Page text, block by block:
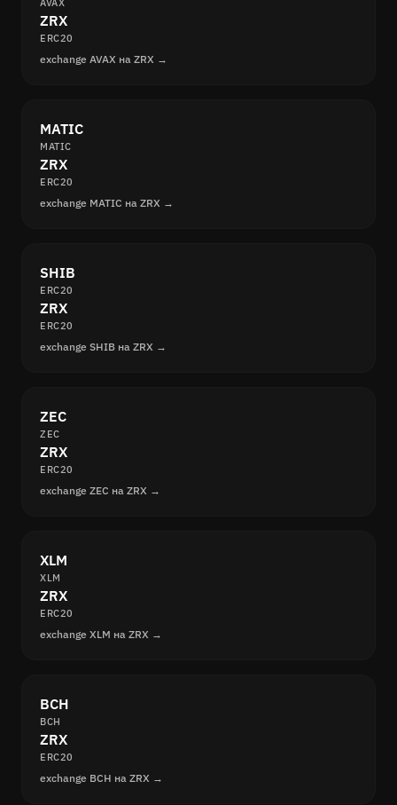
AVAX
ZRX
ERC20
exchange AVAX на ZRX →
MATIC
MATIC
ZRX
ERC20
exchange MATIC на ZRX →
SHIB
ERC20
ZRX
ERC20
exchange SHIB на ZRX →
ZEC
ZEC
ZRX
ERC20
exchange ZEC на ZRX →
XLM
XLM
ZRX
ERC20
exchange XLM на ZRX →
BCH
BCH
ZRX
ERC20
exchange BCH на ZRX →